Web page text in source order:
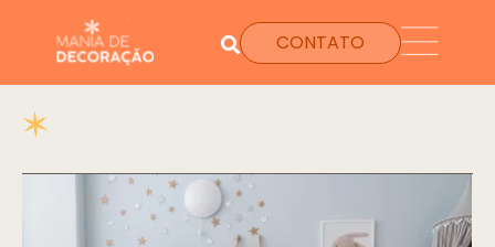
CONTATO